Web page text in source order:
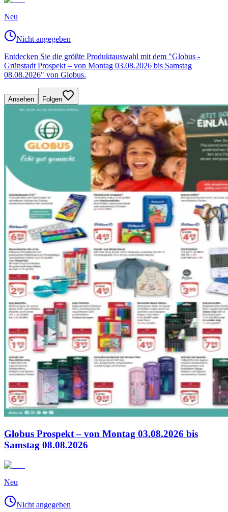
Neu
Nicht angegeben
Entdecken Sie die größte Produktauswahl mit dem "Globus -
Grünstadt Prospekt – von Montag 03.08.2026 bis Samstag
08.08.2026" von Globus.
Ansehen Folgen
Globus Prospekt – von Montag 03.08.2026 bis
Samstag 08.08.2026
Neu
Nicht angegeben